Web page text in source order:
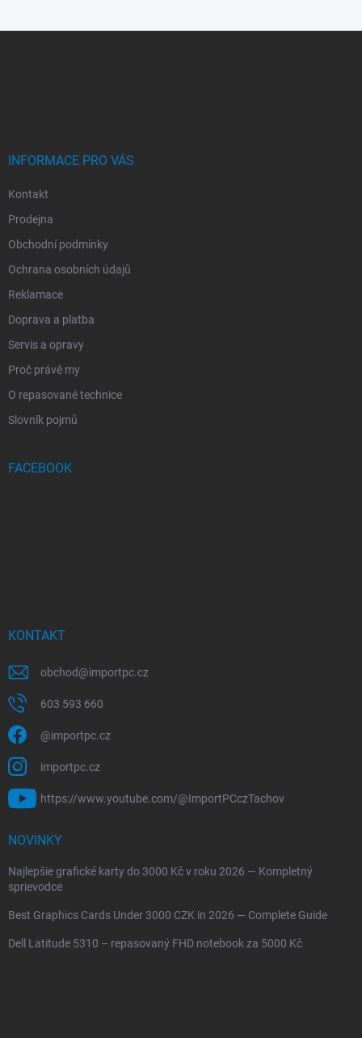
INFORMACE PRO VÁS
Kontakt
Prodejna
Obchodní podmínky
Ochrana osobních údajů
Reklamace
Doprava a platba
Servis a opravy
Proč právě my
O repasované technice
Slovník pojmů
FACEBOOK
KONTAKT
obchod@importpc.cz
603 593 660
@importpc.cz
importpc.cz
https://www.youtube.com/@ImportPCczTachov
NOVINKY
Najlepšie grafické karty do 3000 Kč v roku 2026 — Kompletný
sprievodce
Best Graphics Cards Under 3000 CZK in 2026 — Complete Guide
Dell Latitude 5310 – repasovaný FHD notebook za 5000 Kč